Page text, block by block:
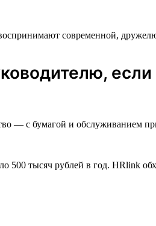
современной,
— с бумагой и обслуживанием
500 тысяч рублей в год. HRlink